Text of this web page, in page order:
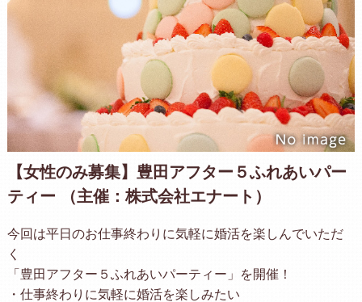
【女性のみ募集】豊田アフター５ふれあいパー
ティー （主催：株式会社エナート）
今回は平日のお仕事終わりに気軽に婚活を楽しんでいただ
く
「豊田アフター５ふれあいパーティー」を開催！
・仕事終わりに気軽に婚活を楽しみたい